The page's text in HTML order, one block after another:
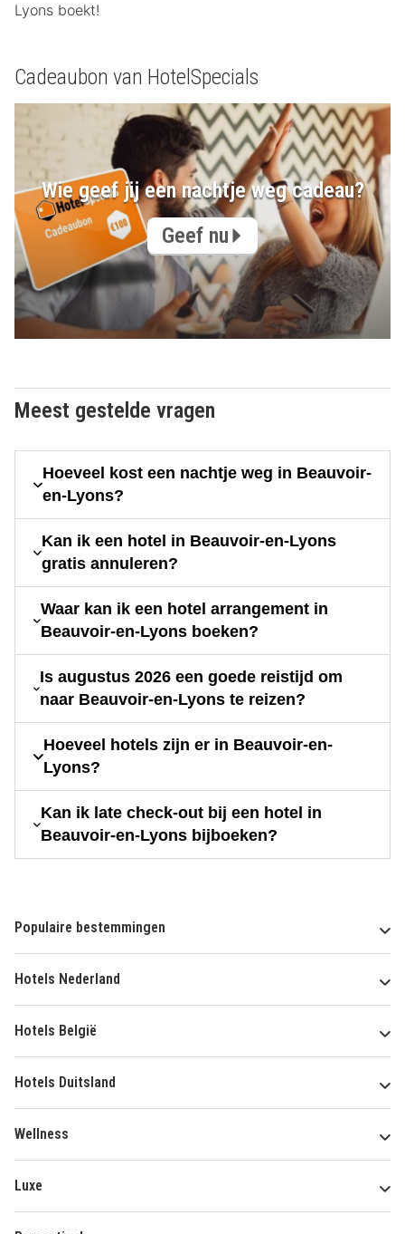
Lyons boekt!
Cadeaubon van HotelSpecials
Wie geef jij een nachtje weg cadeau?
Geef nu
Meest gestelde vragen
Hoeveel kost een nachtje weg in Beauvoir-
en-Lyons?
Kan ik een hotel in Beauvoir-en-Lyons
gratis annuleren?
Waar kan ik een hotel arrangement in
Beauvoir-en-Lyons boeken?
Is augustus 2026 een goede reistijd om
naar Beauvoir-en-Lyons te reizen?
Hoeveel hotels zijn er in Beauvoir-en-
Lyons?
Kan ik late check-out bij een hotel in
Beauvoir-en-Lyons bijboeken?
Populaire bestemmingen
Hotels Nederland
Hotels België
Hotels Duitsland
Wellness
Luxe